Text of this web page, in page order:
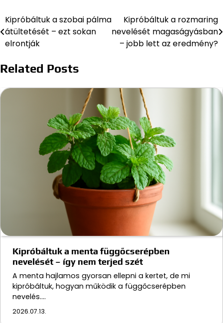
Bejegyzés
navigáció
Kipróbáltuk a szobai pálma
átültetését – ezt sokan
elrontják
Kipróbáltuk a rozmaring
nevelését magaságyásban
– jobb lett az eredmény?
Related Posts
Kipróbáltuk a menta függőcserépben
nevelését – így nem terjed szét
A menta hajlamos gyorsan ellepni a kertet, de mi
kipróbáltuk, hogyan működik a függőcserépben
nevelés.…
2026.07.13.